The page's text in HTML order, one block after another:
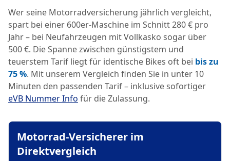
Wer seine Motorradversicherung jährlich vergleicht,
spart bei einer 600er-Maschine im Schnitt 280 € pro
Jahr – bei Neufahrzeugen mit Vollkasko sogar über
500 €. Die Spanne zwischen günstigstem und
teuerstem Tarif liegt für identische Bikes oft bei bis zu
75 %. Mit unserem Vergleich finden Sie in unter 10
Minuten den passenden Tarif – inklusive sofortiger
eVB Nummer Info für die Zulassung.
Motorrad-Versicherer im
Direktvergleich